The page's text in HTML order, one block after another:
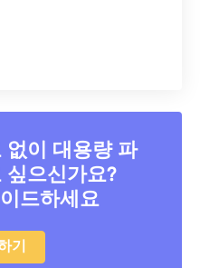
없이 대용량 파
싶으신가요?
드하세요
기